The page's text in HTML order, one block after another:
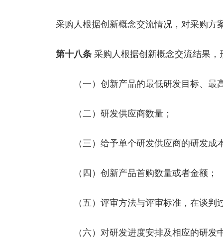
采购人根据创新概念交流情况，对采购方
第十八条 采购人根据创新概念交流结果
（一）创新产品的最低研发目标、最
（二）研发供应商数量；
（三）给予单个研发供应商的研发成
（四）创新产品首购数量或者金额；
（五）评审方法与评审标准，在谈判
（六）对研发进度安排及相应的研发